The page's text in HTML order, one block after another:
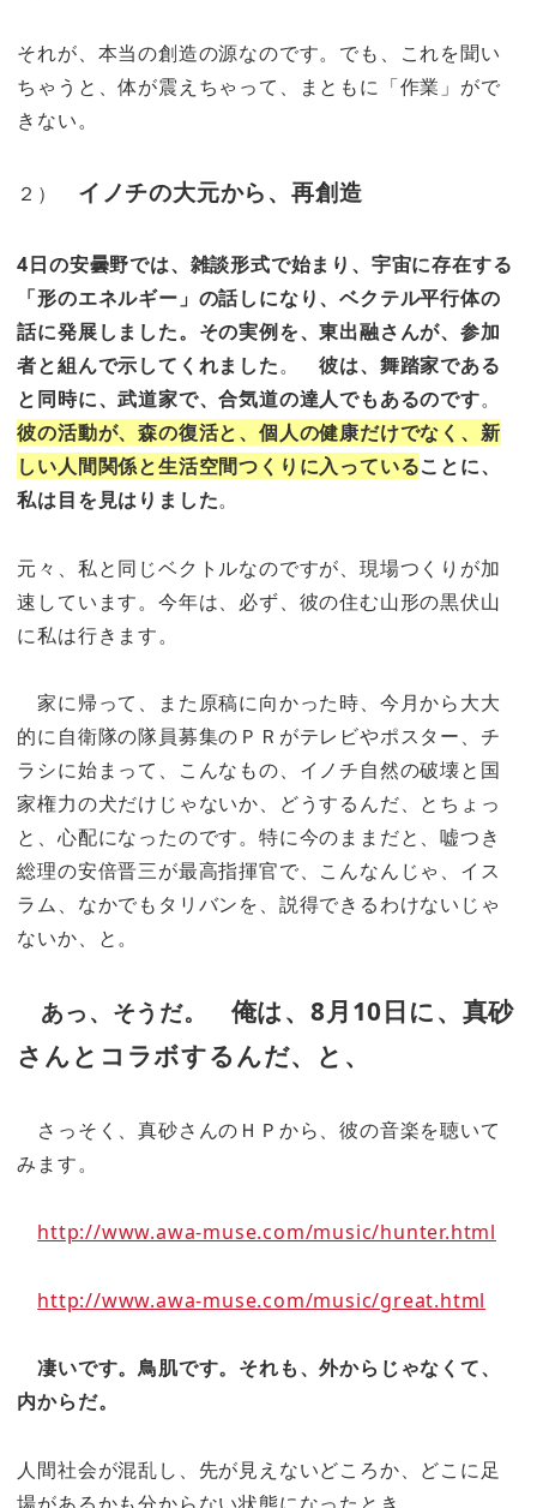
それが、本当の創造の源なのです。でも、これを聞い
ちゃうと、体が震えちゃって、まともに「作業」がで
きない。
２） イノチの大元から、再創造
4日の安曇野では、雑談形式で始まり、宇宙に存在する
「形のエネルギー」の話しになり、ベクテル平行体の
話に発展しました。その実例を、東出融さんが、参加
者と組んで示してくれました。
彼は、舞踏家である
と同時に、武道家で、合気道の達人でもあるのです。
彼の活動が、森の復活と、個人の健康だけでなく、新
しい人間関係と生活空間つくりに入っていることに、
私は目を見はりました。
元々、私と同じベクトルなのですが、現場つくりが加
速しています。今年は、必ず、彼の住む山形の黒伏山
に私は行きます。
家に帰って、また原稿に向かった時、今月から大大
的に自衛隊の隊員募集のＰＲがテレビやポスター、チ
ラシに始まって、こんなもの、イノチ自然の破壊と国
家権力の犬だけじゃないか、どうするんだ、とちょっ
と、心配になったのです。特に今のままだと、嘘つき
総理の安倍晋三が最高指揮官で、こんなんじゃ、イス
ラム、なかでもタリバンを、説得できるわけないじゃ
ないか、と。
あっ、そうだ。 俺は、8月10日に、真砂
さんとコラボするんだ、と、
さっそく、真砂さんのＨＰから、彼の音楽を聴いて
みます。
http://www.awa-muse.com/music/hunter.html
http://www.awa-muse.com/music/great.html
凄いです。鳥肌です。それも、外からじゃなくて、
内からだ。
人間社会が混乱し、先が見えないどころか、どこに足